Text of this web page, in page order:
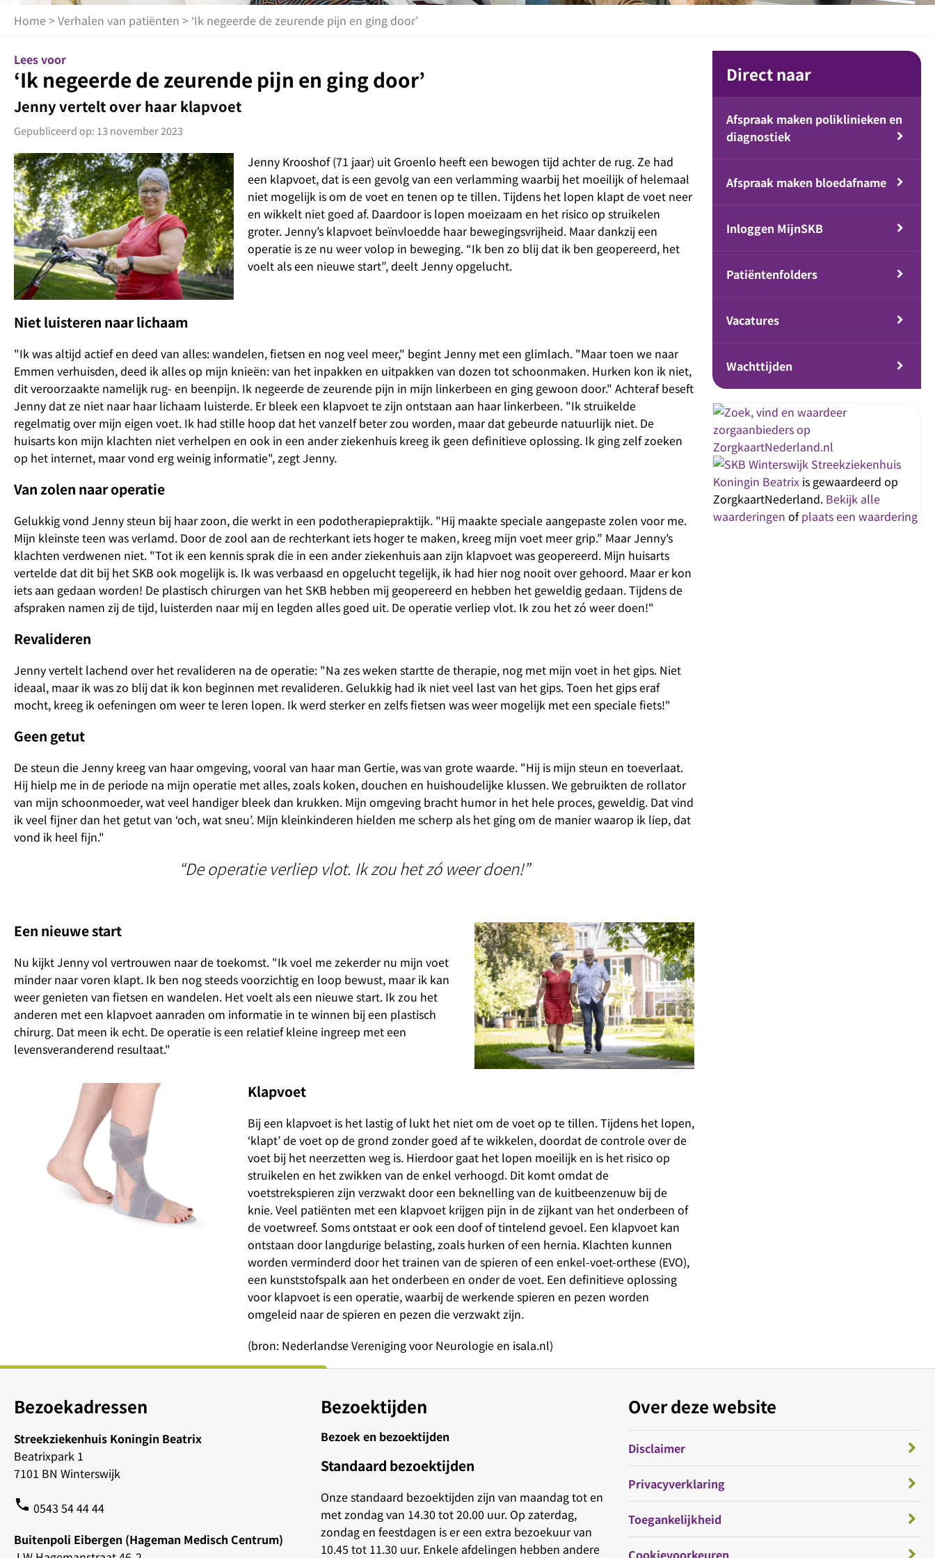
Home >Verhalen van patiënten > ‘Ik negeerde de zeurende pijn en ging door’
Lees voor
‘Ik negeerde de zeurende pijn en ging door’
Jenny vertelt over haar klapvoet
Gepubliceerd op: 13 november 2023
Jenny Krooshof (71 jaar) uit Groenlo heeft een bewogen tijd achter de rug. Ze had
een klapvoet, dat is een gevolg van een verlamming waarbij het moeilijk of helemaal
niet mogelijk is om de voet en tenen op te tillen. Tijdens het lopen klapt de voet neer
en wikkelt niet goed af. Daardoor is lopen moeizaam en het risico op struikelen
groter. Jenny’s klapvoet beïnvloedde haar bewegingsvrijheid. Maar dankzij een
operatie is ze nu weer volop in beweging. “Ik ben zo blij dat ik ben geopereerd, het
voelt als een nieuwe start”, deelt Jenny opgelucht.
Niet luisteren naar lichaam
"Ik was altijd actief en deed van alles: wandelen, fietsen en nog veel meer," begint Jenny met een glimlach. "Maar toen we naar
Emmen verhuisden, deed ik alles op mijn knieën: van het inpakken en uitpakken van dozen tot schoonmaken. Hurken kon ik niet,
dit veroorzaakte namelijk rug- en beenpijn. Ik negeerde de zeurende pijn in mijn linkerbeen en ging gewoon door." Achteraf beseft
Jenny dat ze niet naar haar lichaam luisterde. Er bleek een klapvoet te zijn ontstaan aan haar linkerbeen. "Ik struikelde
regelmatig over mijn eigen voet. Ik had stille hoop dat het vanzelf beter zou worden, maar dat gebeurde natuurlijk niet. De
huisarts kon mijn klachten niet verhelpen en ook in een ander ziekenhuis kreeg ik geen definitieve oplossing. Ik ging zelf zoeken
op het internet, maar vond erg weinig informatie", zegt Jenny.
Van zolen naar operatie
Gelukkig vond Jenny steun bij haar zoon, die werkt in een podotherapiepraktijk. "Hij maakte speciale aangepaste zolen voor me.
Mijn kleinste teen was verlamd. Door de zool aan de rechterkant iets hoger te maken, kreeg mijn voet meer grip.” Maar Jenny’s
klachten verdwenen niet. "Tot ik een kennis sprak die in een ander ziekenhuis aan zijn klapvoet was geopereerd. Mijn huisarts
vertelde dat dit bij het SKB ook mogelijk is. Ik was verbaasd en opgelucht tegelijk, ik had hier nog nooit over gehoord. Maar er kon
iets aan gedaan worden! De plastisch chirurgen van het SKB hebben mij geopereerd en hebben het geweldig gedaan. Tijdens de
afspraken namen zij de tijd, luisterden naar mij en legden alles goed uit. De operatie verliep vlot. Ik zou het zó weer doen!"
Revalideren
Jenny vertelt lachend over het revalideren na de operatie: "Na zes weken startte de therapie, nog met mijn voet in het gips. Niet
ideaal, maar ik was zo blij dat ik kon beginnen met revalideren. Gelukkig had ik niet veel last van het gips. Toen het gips eraf
mocht, kreeg ik oefeningen om weer te leren lopen. Ik werd sterker en zelfs fietsen was weer mogelijk met een speciale fiets!"
Geen getut
De steun die Jenny kreeg van haar omgeving, vooral van haar man Gertie, was van grote waarde. "Hij is mijn steun en toeverlaat.
Hij hielp me in de periode na mijn operatie met alles, zoals koken, douchen en huishoudelijke klussen. We gebruikten de rollator
van mijn schoonmoeder, wat veel handiger bleek dan krukken. Mijn omgeving bracht humor in het hele proces, geweldig. Dat vind
ik veel fijner dan het getut van ‘och, wat sneu’. Mijn kleinkinderen hielden me scherp als het ging om de manier waarop ik liep, dat
vond ik heel fijn."
“De operatie verliep vlot. Ik zou het zó weer doen!”
Een nieuwe start
Nu kijkt Jenny vol vertrouwen naar de toekomst. "Ik voel me zekerder nu mijn voet
minder naar voren klapt. Ik ben nog steeds voorzichtig en loop bewust, maar ik kan
weer genieten van fietsen en wandelen. Het voelt als een nieuwe start. Ik zou het
anderen met een klapvoet aanraden om informatie in te winnen bij een plastisch
chirurg. Dat meen ik echt. De operatie is een relatief kleine ingreep met een
levensveranderend resultaat."
Klapvoet
Bij een klapvoet is het lastig of lukt het niet om de voet op te tillen. Tijdens het lopen,
‘klapt’ de voet op de grond zonder goed af te wikkelen, doordat de controle over de
voet bij het neerzetten weg is. Hierdoor gaat het lopen moeilijk en is het risico op
struikelen en het zwikken van de enkel verhoogd. Dit komt omdat de
voetstrekspieren zijn verzwakt door een beknelling van de kuitbeenzenuw bij de
knie. Veel patiënten met een klapvoet krijgen pijn in de zijkant van het onderbeen of
de voetwreef. Soms ontstaat er ook een doof of tintelend gevoel. Een klapvoet kan
ontstaan door langdurige belasting, zoals hurken of een hernia. Klachten kunnen
worden verminderd door het trainen van de spieren of een enkel-voet-orthese (EVO),
een kunststofspalk aan het onderbeen en onder de voet. Een definitieve oplossing
voor klapvoet is een operatie, waarbij de werkende spieren en pezen worden
omgeleid naar de spieren en pezen die verzwakt zijn.
(bron: Nederlandse Vereniging voor Neurologie en isala.nl)
Direct naar
Afspraak maken poliklinieken en
diagnostiek
Afspraak maken bloedafname
Inloggen MijnSKB
Patiëntenfolders
Vacatures
Wachttijden
Streekziekenhuis
Koningin Beatrix is gewaardeerd op
ZorgkaartNederland. Bekijk alle
waarderingen ofplaats een waardering
Bezoekadressen
Streekziekenhuis Koningin Beatrix
Beatrixpark 1
7101 BN Winterswijk
phone 0543 54 44 44
Buitenpoli Eibergen (Hageman Medisch Centrum)
Bezoektijden
Bezoek en bezoektijden
Standaard bezoektijden
Onze standaard bezoektijden zijn van maandag tot en
met zondag van 14.30 tot 20.00 uur. Op zaterdag,
zondag en feestdagen is er een extra bezoekuur van
10.45 tot 11.30 uur. Enkele afdelingen hebben andere
Over deze website
Disclaimer
Privacyverklaring
Toegankelijkheid
Cookievoorkeuren